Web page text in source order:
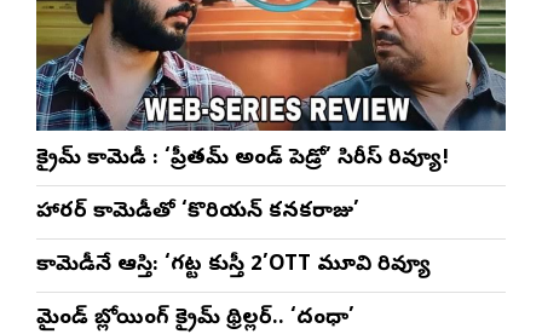
క్రైమ్ కామెడీ : ‘ప్రీతమ్ అండ్ పెడ్రో’ సిరీస్ రివ్యూ!
హారర్ కామెడీతో ‘కొరియన్ కనకరాజు’
కామెడీనే ఆస్తి: ‘గట్ట కుస్తీ 2’OTT మూవి రివ్యూ
మైండ్ బ్లోయింగ్ క్రైమ్ థ్రిల్లర్.. ‘దంధా’